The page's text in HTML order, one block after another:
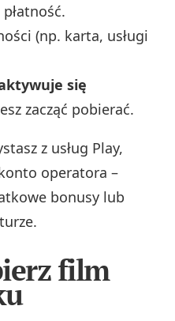
(np. karta, usługi
się
zacząć pobierać.
z usług Play,
operatora –
bonusy lub
film